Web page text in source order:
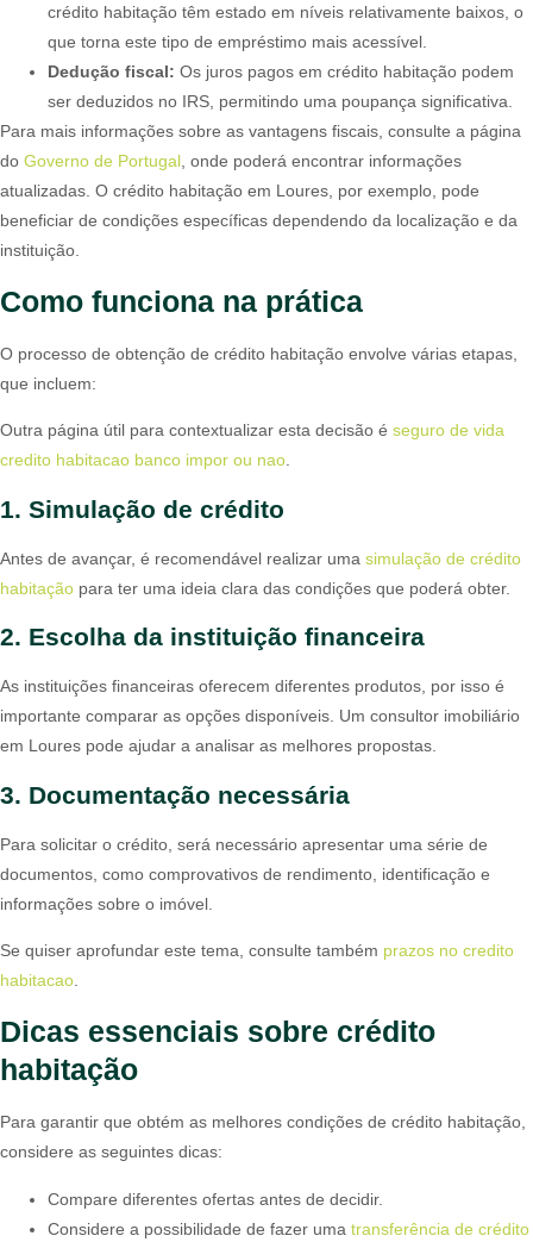
crédito habitação têm estado em níveis relativamente baixos, o
que torna este tipo de empréstimo mais acessível.
Dedução fiscal: Os juros pagos em crédito habitação podem
ser deduzidos no IRS, permitindo uma poupança significativa.
Para mais informações sobre as vantagens fiscais, consulte a página
do Governo de Portugal , onde poderá encontrar informações
atualizadas. O crédito habitação em Loures, por exemplo, pode
beneficiar de condições específicas dependendo da localização e da
instituição.
Como funciona na prática
O processo de obtenção de crédito habitação envolve várias etapas,
que incluem:
Outra página útil para contextualizar esta decisão é seguro de vida
credito habitacao banco impor ou nao.
1. Simulação de crédito
Antes de avançar, é recomendável realizar uma simulação de crédito
habitação para ter uma ideia clara das condições que poderá obter.
2. Escolha da instituição financeira
As instituições financeiras oferecem diferentes produtos, por isso é
importante comparar as opções disponíveis. Um consultor imobiliário
em Loures pode ajudar a analisar as melhores propostas.
3. Documentação necessária
Para solicitar o crédito, será necessário apresentar uma série de
documentos, como comprovativos de rendimento, identificação e
informações sobre o imóvel.
Se quiser aprofundar este tema, consulte também prazos no credito
habitacao
Dicas essenciais sobre crédito
habitação
Para garantir que obtém as melhores condições de crédito habitação,
considere as seguintes dicas:
Compare diferentes ofertas antes de decidir.
Considere a possibilidade de fazer uma transferência de crédito